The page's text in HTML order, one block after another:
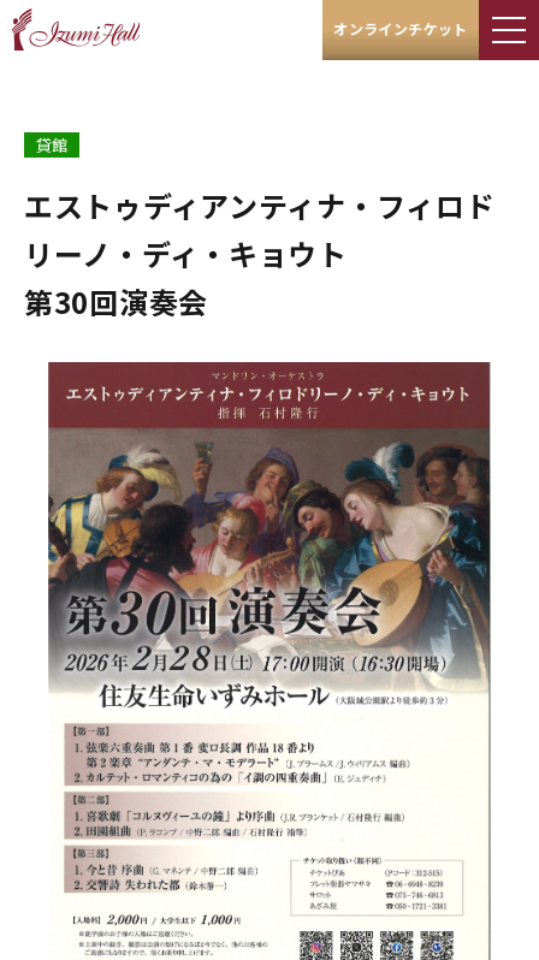
オンラインチケット
貸館
エストゥディアンティナ・フィロド
リーノ・ディ・キョウト
第30回演奏会